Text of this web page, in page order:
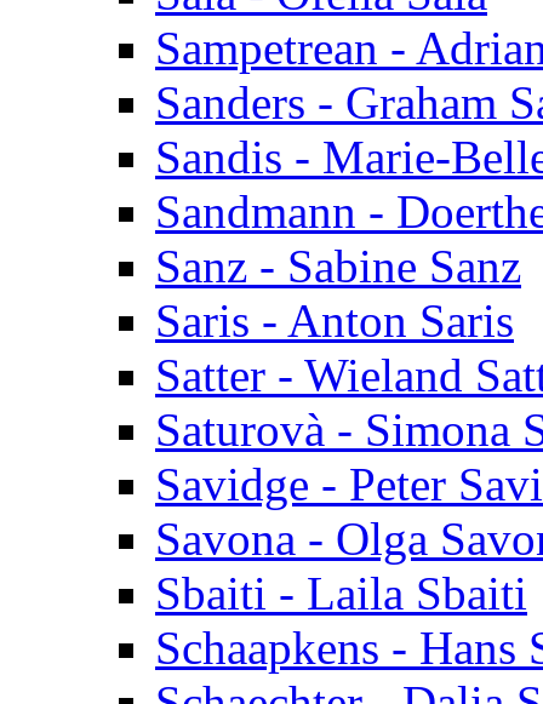
Sampetrean -
Sanders - Graham
Sandis - Marie-
Sandmann -
Sanz - Sabine Sanz
Saris - Anton Saris
Satter - Wieland
Saturovà - Simona
Savidge - Peter
Savona - Olga
Sbaiti - Laila Sbaiti
Schaapkens - Hans